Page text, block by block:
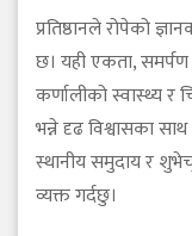
प्रतिष्ठानले रोपेको
छ। यही एकता, समर्पण
कर्णालीको स्वास्थ्य र
भन्ने दृढ विश्वासका साथ
स्थानीय समुदाय र
व्यक्त गर्दछु।